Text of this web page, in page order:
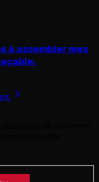
à assembler mes